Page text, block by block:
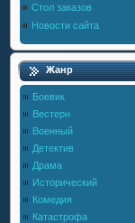
Стол заказов
Новости сайта
Жанр
Боевик
Вестерн
Военный
Детектив
Драма
Исторический
Комедия
Катастрофа